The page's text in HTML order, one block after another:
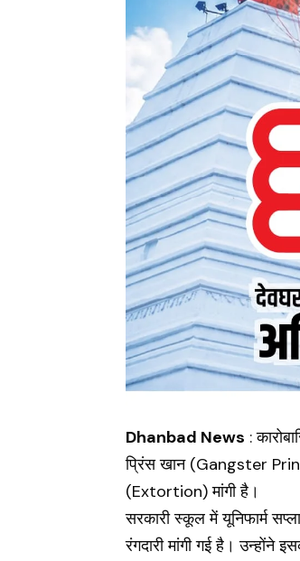
Dhanbad News :
प्रिंस खान (Gangster
(Extortion) मांगी है।
सरकारी स्कूल में यूनिफार्म
रंगदारी मांगी गई है। उन्होंने